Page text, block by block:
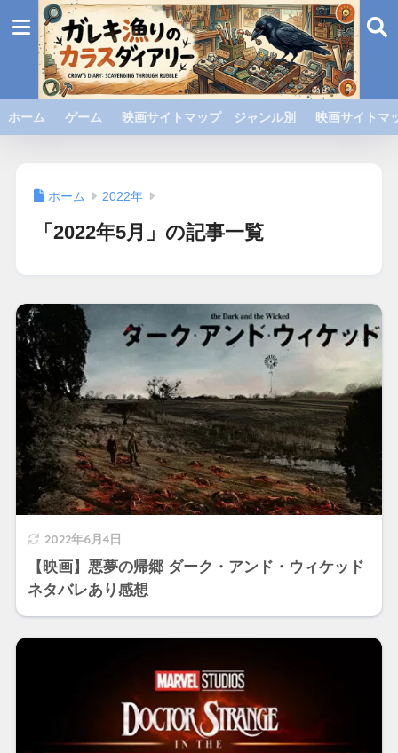
ホーム ゲーム 映画サイトマップ ジャンル別 映画サイト
ホーム 2022年
「2022年5月」の記事一覧
2022年6月4日
【映画】悪夢の帰郷 ダーク・アンド・ウィケッド
ネタバレあり感想